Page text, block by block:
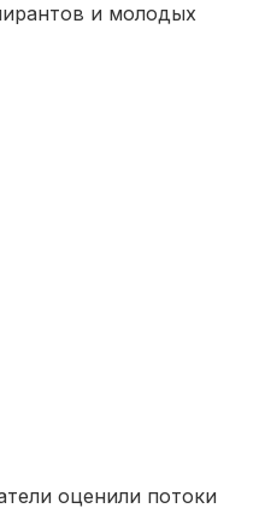
и молодых
оценили потоки